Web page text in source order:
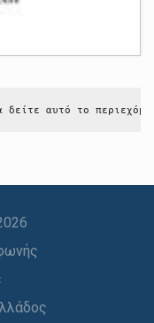
δείτε αυτό το